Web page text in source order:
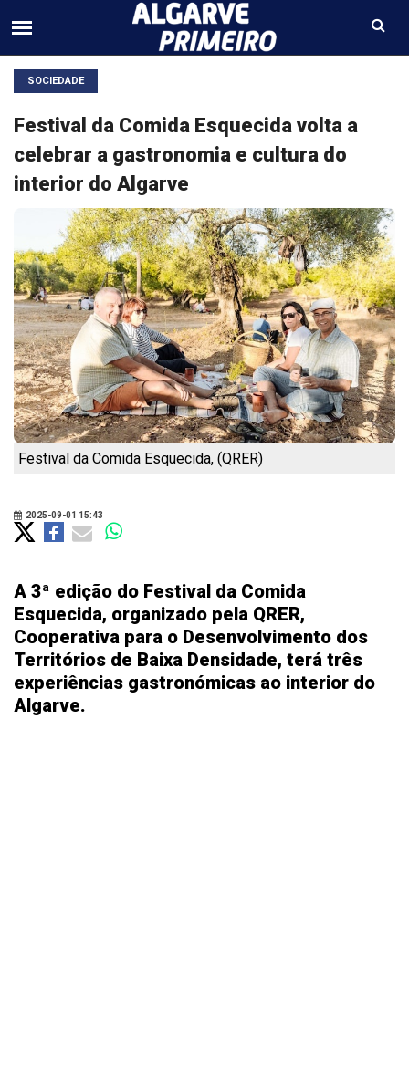
SOCIEDADE
Festival da Comida Esquecida volta a
celebrar a gastronomia e cultura do
interior do Algarve
Festival da Comida Esquecida, (QRER)
2025-09-01 15:43
A 3ª edição do Festival da Comida
Esquecida, organizado pela QRER,
Cooperativa para o Desenvolvimento dos
Territórios de Baixa Densidade, terá três
experiências gastronómicas ao interior do
Algarve.